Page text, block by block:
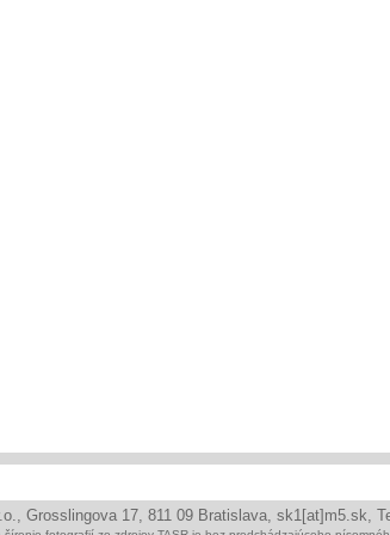
Grosslingova 17, 811 09 Bratislava, sk1[at]m5.sk,